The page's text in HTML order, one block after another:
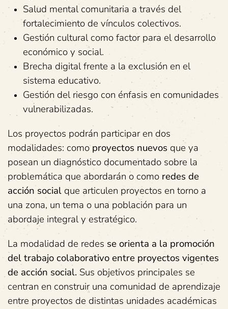
Salud mental comunitaria a través del
fortalecimiento de vínculos colectivos.
Gestión cultural como factor para el desarrollo
económico y social.
Brecha digital frente a la exclusión en el
sistema educativo.
Gestión del riesgo con énfasis en comunidades
vulnerabilizadas.
Los proyectos podrán participar en dos
modalidades: comoproyectos nuevos que ya
posean un diagnóstico documentado sobre la
problemática que abordarán o como redes de
acción social que articulen proyectos en torno a
una zona, un tema o una población para un
abordaje integral y estratégico.
La modalidad de redes se orienta a la promoción
del trabajo colaborativo entre proyectos vigentes
de acción social. Sus objetivos principales se
centran en construir una comunidad de aprendizaje
entre proyectos de distintas unidades académicas